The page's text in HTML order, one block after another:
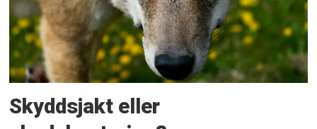
Skyddsjakt eller